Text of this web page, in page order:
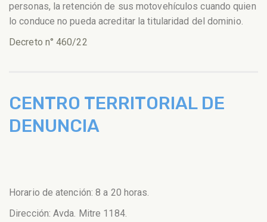
personas, la retención de sus motovehículos cuando quien
lo conduce no pueda acreditar la titularidad del dominio.
Decreto n° 460/22
CENTRO TERRITORIAL DE
DENUNCIA
Horario de atención: 8 a 20 horas.
Dirección: Avda. Mitre 1184.